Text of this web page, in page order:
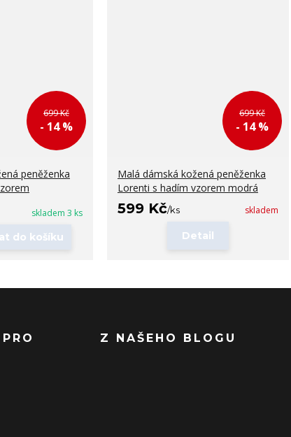
699 Kč
- 14 %
peněženka
skladem 3 ks
do košíku
699 Kč
- 14 %
Malá dámská kožená peněženka
Lorenti s hadím vzorem modrá
599 Kč/ks skladem
Detail
Z NAŠEHO BLOGU